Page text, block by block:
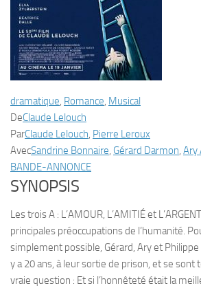
dramatique, Romance, Musical
DeClaude Lelouch
ParClaude Lelouch, Pierre Leroux
AvecSandrine Bonnaire, Gérard Darmon, Ary
BANDE-ANNONCE
SYNOPSIS
Les trois A : L’AMOUR, L’AMITIÉ et
principales préoccupations de l’humanité.
simplement possible, Gérard, Ary et
y a 20 ans, à leur sortie de prison, et se sont
vraie question : Et si l’honnêteté était la